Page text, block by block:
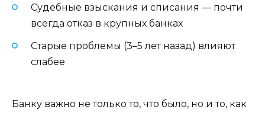
Судебные взыскания и списания — почти
всегда отказ в крупных банках
Старые проблемы (3–5 лет назад) влияют
слабее
Банку важно не только то, что было, но и то, как